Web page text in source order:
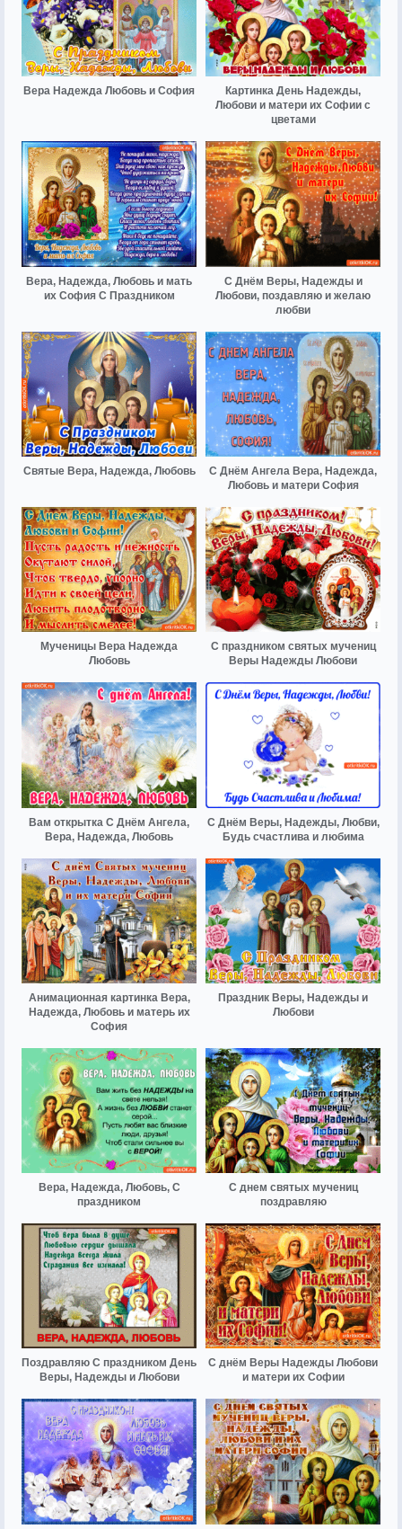
Вера Надежда Любовь и София
Картинка День Надежды,
Любови и матери их Софии с
цветами
Вера, Надежда, Любовь и мать
их София С Праздником
С Днём Веры, Надежды и
Любови, поздавляю и желаю
любви
Святые Вера, Надежда, Любовь
С Днём Ангела Вера, Надежда,
Любовь и матери София
Мученицы Вера Надежда
Любовь
С праздником святых мучениц
Веры Надежды Любови
Вам открытка С Днём Ангела,
Вера, Надежда, Любовь
С Днём Веры, Надежды, Любви,
Будь счастлива и любима
Анимационная картинка Вера,
Надежда, Любовь и матерь их
София
Праздник Веры, Надежды и
Любови
Вера, Надежда, Любовь, С
праздником
С днем святых мучениц
поздравляю
Поздравляю С праздником День
Веры, Надежды и Любови
С днём Веры Надежды Любови
и матери их Софии